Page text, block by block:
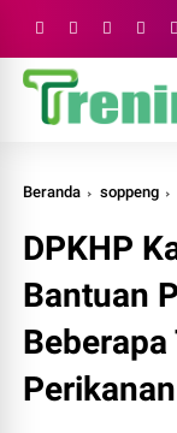
Beranda soppeng
DPKHP
Bantuan
Perikanan